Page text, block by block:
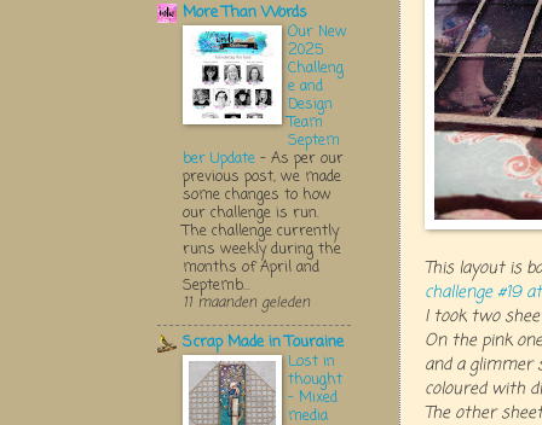
This layout is
challenge #19
I took two
On the pink
and a glimmer
coloured with
The other
More Than Words
Our New
2025
Challeng
e and
Design
Team
Septem
ber Update - As per our
previous post, we made
some changes to how
our challenge is run.
The challenge currently
runs weekly during the
months of April and
Septemb...
11 maanden geleden
Scrap Made in Touraine
Lost in
thought
- Mixed
media